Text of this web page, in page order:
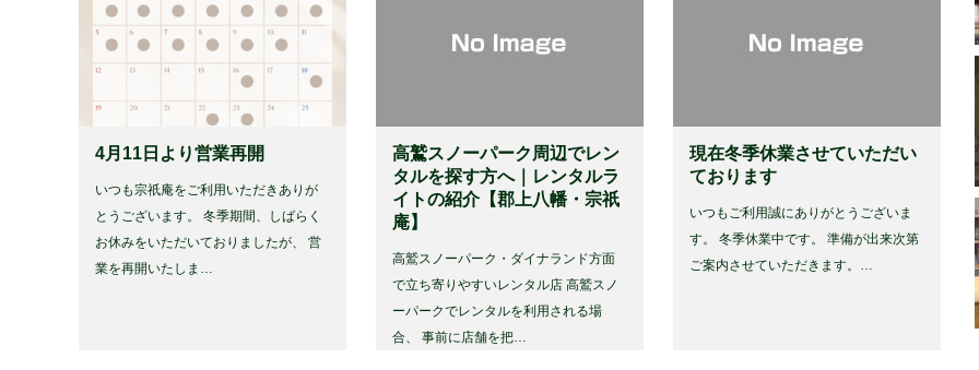
4月11日より営業再開
いつも宗祇庵をご利用いただきありが
とうございます。 冬季期間、しばらく
お休みをいただいておりましたが、 営
業を再開いたしま…
高鷲スノーパーク周辺でレン
タルを探す方へ｜レンタルラ
イトの紹介【郡上八幡・宗祇
庵】
高鷲スノーパーク・ダイナランド方面
で立ち寄りやすいレンタル店 高鷲スノ
ーパークでレンタルを利用される場
合、 事前に店舗を把…
現在冬季休業させていただい
ております
いつもご利用誠にありがとうございま
す。 冬季休業中です。 準備が出来次第
ご案内させていただきます。…